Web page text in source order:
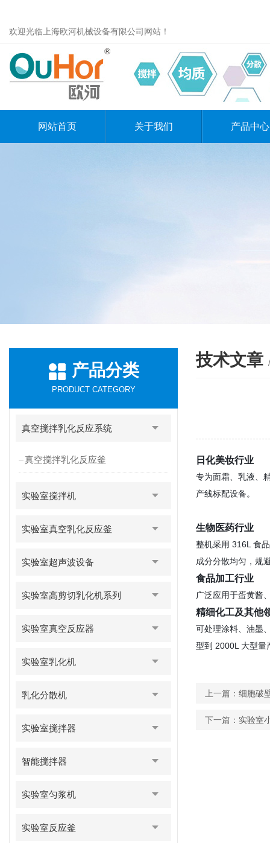
欢迎光临上海欧河机械设备有限公司网站！
网站首页 关于我们 产品中心
产品分类
PRODUCT CATEGORY
真空搅拌乳化反应系统
真空搅拌乳化反应釜
实验室搅拌机
实验室真空乳化反应釜
实验室超声波设备
实验室高剪切乳化机系列
实验室真空反应器
实验室乳化机
乳化分散机
实验室搅拌器
智能搅拌器
实验室匀浆机
实验室反应釜
技术文章
日化美妆行业
专为面霜、乳液、
产线标配设备。
生物医药行业
整机采用 316L 食
成分分散均匀，规
食品加工行业
广泛应用于蛋黄酱
精细化工及其他
可处理涂料、油墨
型到 2000L 大型量
上一篇： 细胞破
下一篇： 实验室